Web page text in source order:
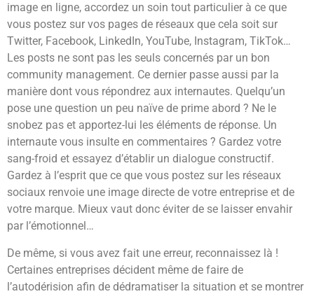
image en ligne, accordez un soin tout particulier à ce que
vous postez sur vos pages de réseaux que cela soit sur
Twitter, Facebook, LinkedIn, YouTube, Instagram, TikTok…
Les posts ne sont pas les seuls concernés par un bon
community management. Ce dernier passe aussi par la
manière dont vous répondrez aux internautes. Quelqu’un
pose une question un peu naïve de prime abord ? Ne le
snobez pas et apportez-lui les éléments de réponse. Un
internaute vous insulte en commentaires ? Gardez votre
sang-froid et essayez d’établir un dialogue constructif.
Gardez à l’esprit que ce que vous postez sur les réseaux
sociaux renvoie une image directe de votre entreprise et de
votre marque. Mieux vaut donc éviter de se laisser envahir
par l’émotionnel…
De même, si vous avez fait une erreur, reconnaissez là !
Certaines entreprises décident même de faire de
l’autodérision afin de dédramatiser la situation et se montrer